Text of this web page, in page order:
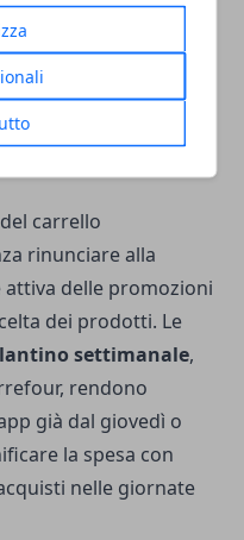
e altri mercati
e formaggi
spesso superiore
in molti casi
carrello
rinunciare alla
delle promozioni
dei prodotti. Le
settimanale,
rendono
già dal giovedì o
la spesa con
nelle giornate